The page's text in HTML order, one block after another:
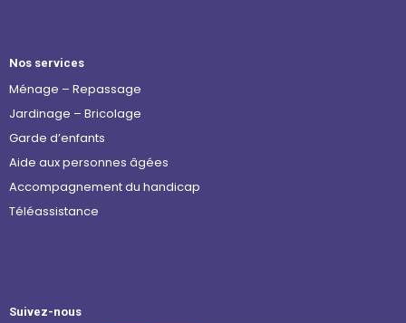
Nos services
Ménage – Repassage
Jardinage – Bricolage
Garde d’enfants
Aide aux personnes âgées
Accompagnement du handicap
Téléassistance
Suivez-nous